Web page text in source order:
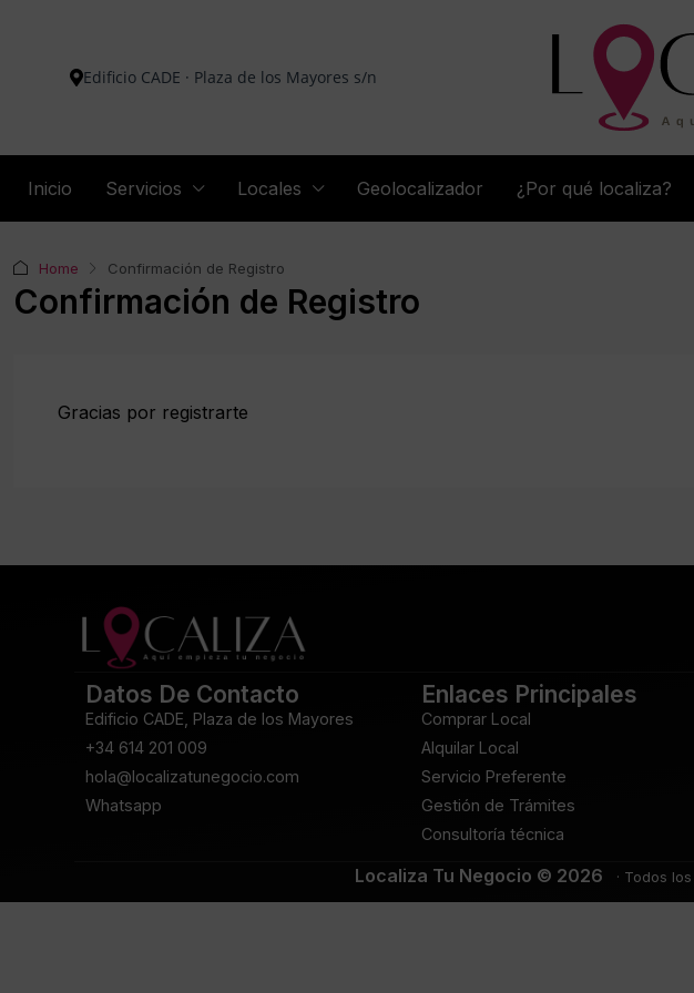
Edificio CADE · Plaza de los Mayores s/n
Inicio Servicios Locales Geolocalizador ¿Por qué localiza?
Home Confirmación de Registro
Confirmación de Registro
Gracias por registrarte
Datos De Contacto
Edificio CADE, Plaza de los Mayores
+34 614 201 009
hola@localizatunegocio.com
Whatsapp
Enlaces Principales
Comprar Local
Alquilar Local
Servicio Preferente
Gestión de Trámites
Consultoría técnica
Localiza Tu Negocio © 2026 · Todos